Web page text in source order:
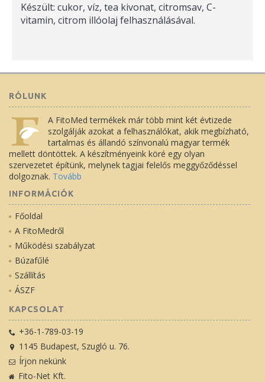
Készült: cukor, víz, tea kivonat, citromsav, C-
vitamin, citrom illóolaj felhasználásával.
RÓLUNK
A FitoMed termékek már több mint két évtizede
szolgálják azokat a felhasználókat, akik megbízható,
tartalmas és állandó színvonalú magyar termék
mellett döntöttek. A készítményeink köré egy olyan
szervezetet építünk, melynek tagjai felelős meggyőződéssel
dolgoznak. Tovább
INFORMÁCIÓK
Főoldal
A FitoMedről
Működési szabályzat
Búzafűlé
Szállítás
ÁSZF
KAPCSOLAT
+36-1-789-03-19
1145 Budapest, Szugló u. 76.
Írjon nekünk
Fito-Net Kft.